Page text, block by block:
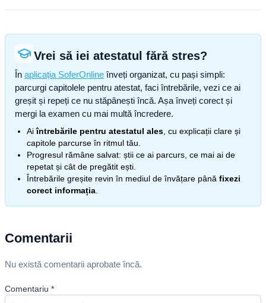
Vrei să iei atestatul fără stres?
În aplicația SoferOnline înveți organizat, cu pași simpli:
parcurgi capitolele pentru atestat, faci întrebările, vezi ce ai
greșit și repeți ce nu stăpânești încă. Așa înveți corect și
mergi la examen cu mai multă încredere.
Aiîntrebările pentru atestatul ales , cu explicații clare și
capitole parcurse în ritmul tău.
Progresul rămâne salvat: știi ce ai parcurs, ce mai ai de
repetat și cât de pregătit ești.
Întrebările greșite revin în mediul de învățare până fixezi
corect informația
Comentarii
Nu există comentarii aprobate încă.
Comentariu *